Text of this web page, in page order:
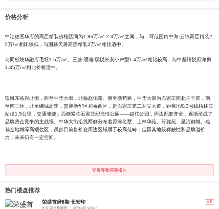
价格分析
中冶德贤华府的高层精装价格区间为1.86万/㎡-2.3万/㎡之间，与二环范围内中海·云锦高层精装2.
5万/㎡相比较低，与国赫天著高层精装2万/㎡相比适中。
与同板块华融府毛坯1.5万/㎡、三盛·明瀚|璞悦长安小户型1.4万/㎡相比较高，与中基禧悦府洋房
1.85万/㎡相比价格适中。
项目东临兴北街，西至中华大街，北临赵佗路、南至新苑路，中华大街为石家庄南北主干道，南
至南三环，北至绕城高速，贯穿新华区和桥西区，是石家庄第二迎宾大道，距离地铁3号线柏林庄
站仅1.5公里，交通便捷；西侧紧临石家庄纪念性公园——赵佗公园，周边配套齐全，逐渐形成了
品牌房企竞争的主战场。中华大街沿线两侧分布着原河名墅、上林华苑、玲珑苑、星河御城、燕
都金地城等高端住区，虽然目前售价在周边区域属于较高范畴，但因其地段稀缺性和品牌溢价
力，未来仍有一定空间。
查看完整评测报告
热门楼盘推荐
荣盛首府Ⅱ期·长安印
在售
长安 运河桥商圈
建面135~286㎡